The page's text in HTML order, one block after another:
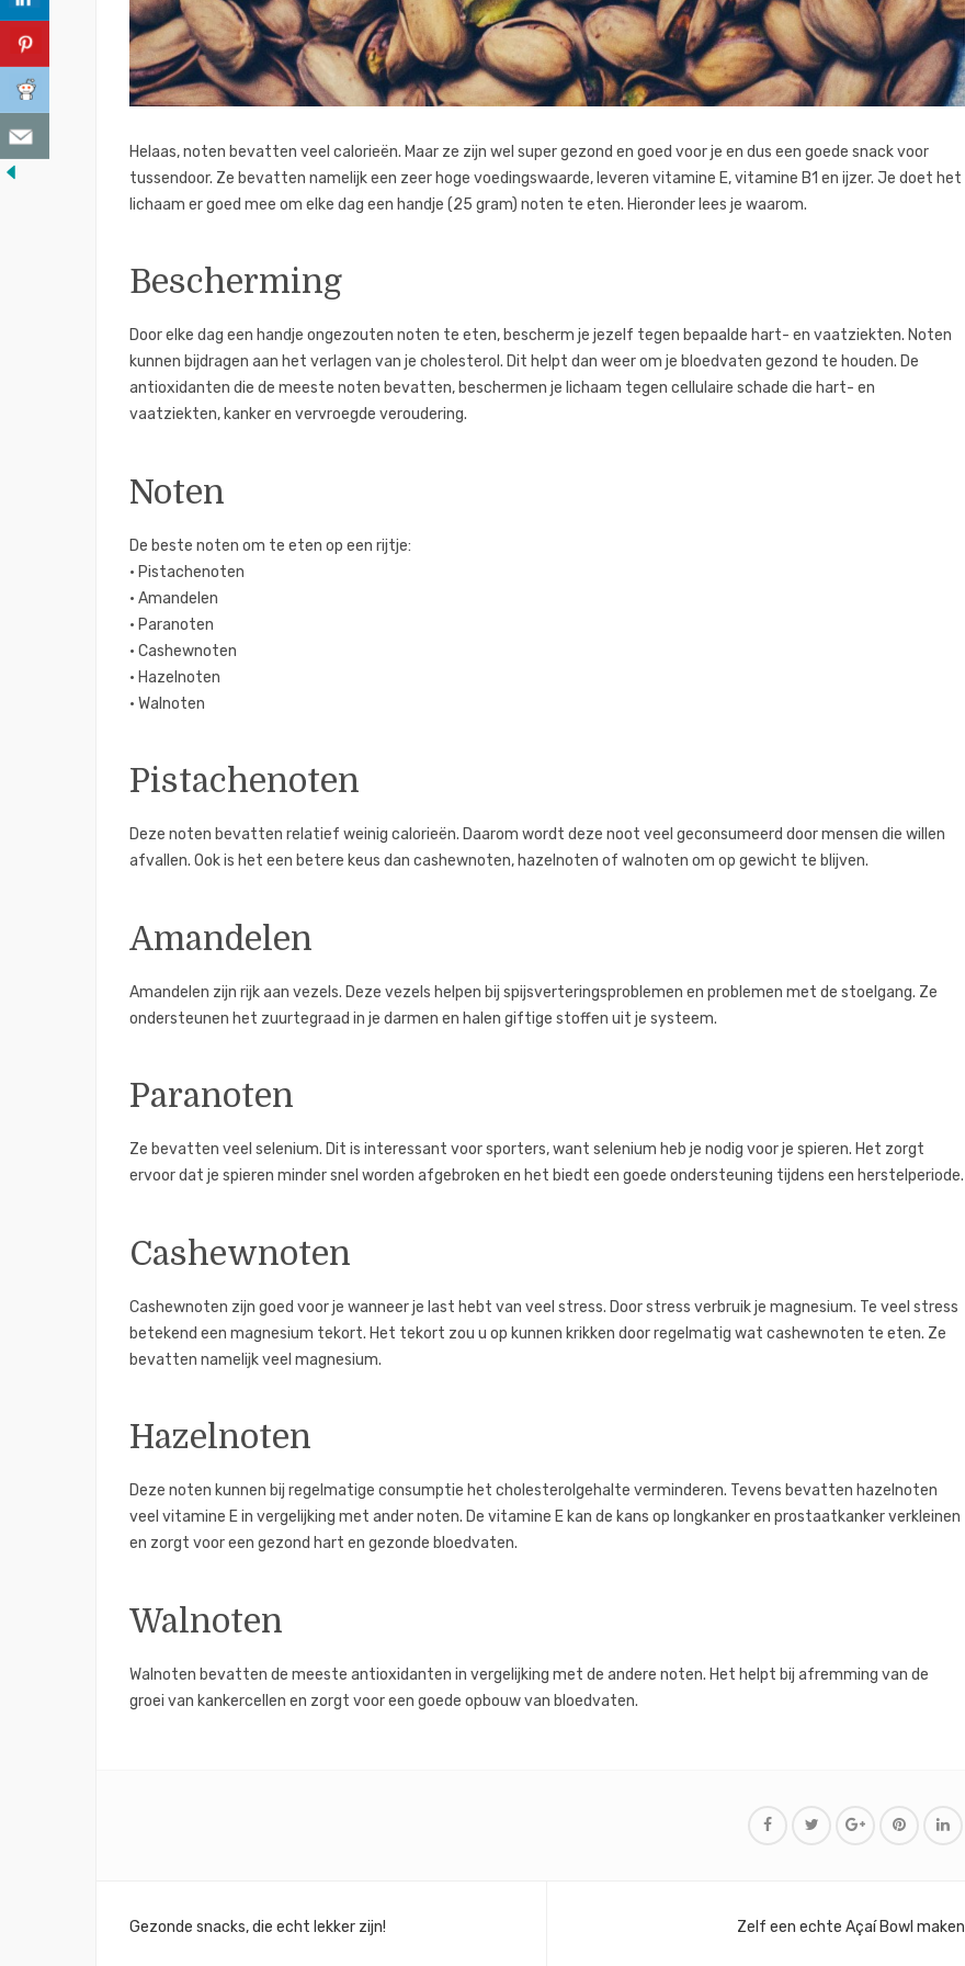
Helaas, noten bevatten veel calorieën. Maar ze zijn wel super gezond en goed voor je en dus een goede snack voor
tussendoor. Ze bevatten namelijk een zeer hoge voedingswaarde, leveren vitamine E, vitamine B1 en ijzer. Je doet het
lichaam er goed mee om elke dag een handje (25 gram) noten te eten. Hieronder lees je waarom.
Bescherming
Door elke dag een handje ongezouten noten te eten, bescherm je jezelf tegen bepaalde hart- en vaatziekten. Noten
kunnen bijdragen aan het verlagen van je cholesterol. Dit helpt dan weer om je bloedvaten gezond te houden. De
antioxidanten die de meeste noten bevatten, beschermen je lichaam tegen cellulaire schade die hart- en
vaatziekten, kanker en vervroegde veroudering.
Noten
De beste noten om te eten op een rijtje:
• Pistachenoten
• Amandelen
• Paranoten
• Cashewnoten
• Hazelnoten
• Walnoten
Pistachenoten
Deze noten bevatten relatief weinig calorieën. Daarom wordt deze noot veel geconsumeerd door mensen die willen
afvallen. Ook is het een betere keus dan cashewnoten, hazelnoten of walnoten om op gewicht te blijven.
Amandelen
Amandelen zijn rijk aan vezels. Deze vezels helpen bij spijsverteringsproblemen en problemen met de stoelgang. Ze
ondersteunen het zuurtegraad in je darmen en halen giftige stoffen uit je systeem.
Paranoten
Ze bevatten veel selenium. Dit is interessant voor sporters, want selenium heb je nodig voor je spieren. Het zorgt
ervoor dat je spieren minder snel worden afgebroken en het biedt een goede ondersteuning tijdens een herstelperiode.
Cashewnoten
Cashewnoten zijn goed voor je wanneer je last hebt van veel stress. Door stress verbruik je magnesium. Te veel stress
betekend een magnesium tekort. Het tekort zou u op kunnen krikken door regelmatig wat cashewnoten te eten. Ze
bevatten namelijk veel magnesium.
Hazelnoten
Deze noten kunnen bij regelmatige consumptie het cholesterolgehalte verminderen. Tevens bevatten hazelnoten
veel vitamine E in vergelijking met ander noten. De vitamine E kan de kans op longkanker en prostaatkanker verkleinen
en zorgt voor een gezond hart en gezonde bloedvaten.
Walnoten
Walnoten bevatten de meeste antioxidanten in vergelijking met de andere noten. Het helpt bij afremming van de
groei van kankercellen en zorgt voor een goede opbouw van bloedvaten.
Gezonde snacks, die echt lekker zijn! Zelf een echte Açaí Bowl maken